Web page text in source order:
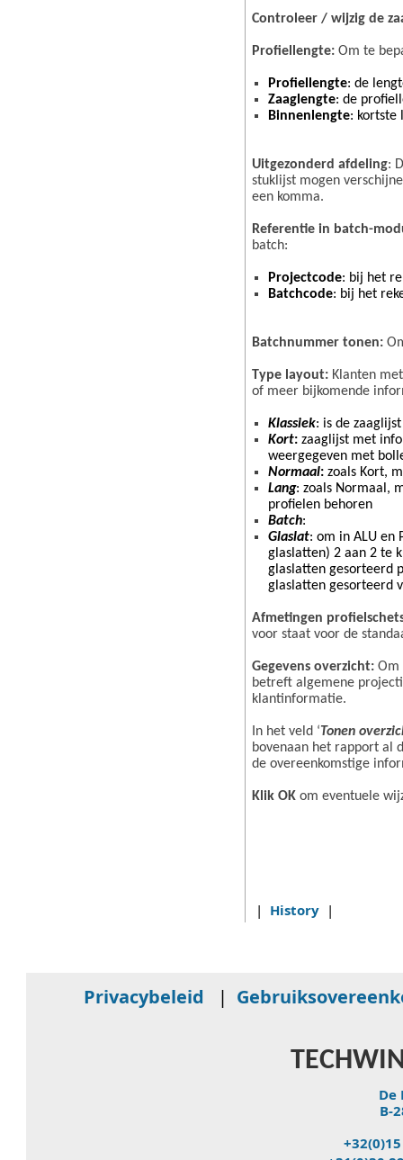
Controleer / wijzig de
Profiellengte: Om te
Profiellengte: de
Zaaglengte: de
Binnenlengte: kortste
Uitgezonderd afdeling:
stuklijst mogen
een komma.
Referentie in batch-
batch:
Projectcode: bij het
Batchcode: bij het
Batchnummer tonen:
Type layout: Klanten
of meer bijkomende
Klassiek: is de
Kort: zaaglijst met
weergegeven met
Normaal: zoals Kort,
Lang: zoals Normaal,
profielen behoren
Batch:
Glaslat: om in ALU en
glaslatten) 2 aan 2 te
glaslatten gesorteerd
glaslatten gesorteerd
Afmetingen
voor staat voor de
Gegevens overzicht: Om
betreft algemene
klantinformatie.
In het veld ‘Tonen
bovenaan het rapport al
de overeenkomstige
Klik OK om eventuele
| History |
Privacybeleid |
De
B-